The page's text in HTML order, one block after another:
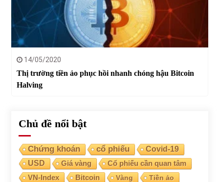
14/05/2020
Thị trường tiền ảo phục hồi nhanh chóng hậu Bitcoin
Halving
Chủ đề nổi bật
Chứng khoán cổ phiếu
Covid-19
USD
Giá vàng Cổ phiếu cần quan tâm
VN-Index Bitcoin Vàng
Tiền ảo